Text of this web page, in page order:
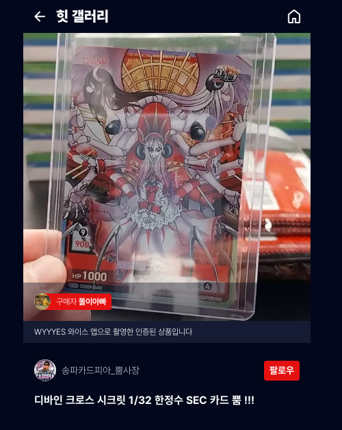
힛 갤러리
구매자 똘이아빠
WYYYES 와이스 앱으로 촬영한 인증된 상품입니다
송파카드피아_뿜사장 팔로우
디바인 크로스 시크릿 1/32 한정수 SEC 카드 뿜 !!!